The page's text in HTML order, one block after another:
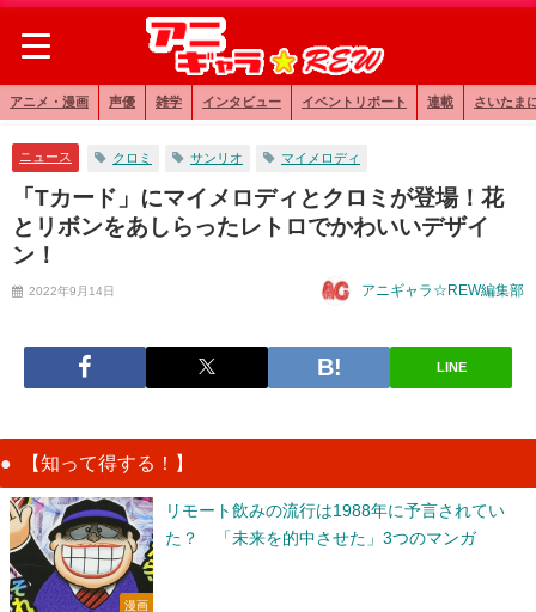
アニメ・漫画 声優 雑学 インタビュー イベントリポート 連載 さいたま
ニュース クロミ サンリオ マイメロディ
「Tカード」にマイメロディとクロミが登場！花
とリボンをあしらったレトロでかわいいデザイ
ン！
2022年9月14日 アニギャラ☆REW編集部
LINE
【知って得する！】
漫画
リモート飲みの流行は1988年に予言されてい
た？ 「未来を的中させた」3つのマンガ